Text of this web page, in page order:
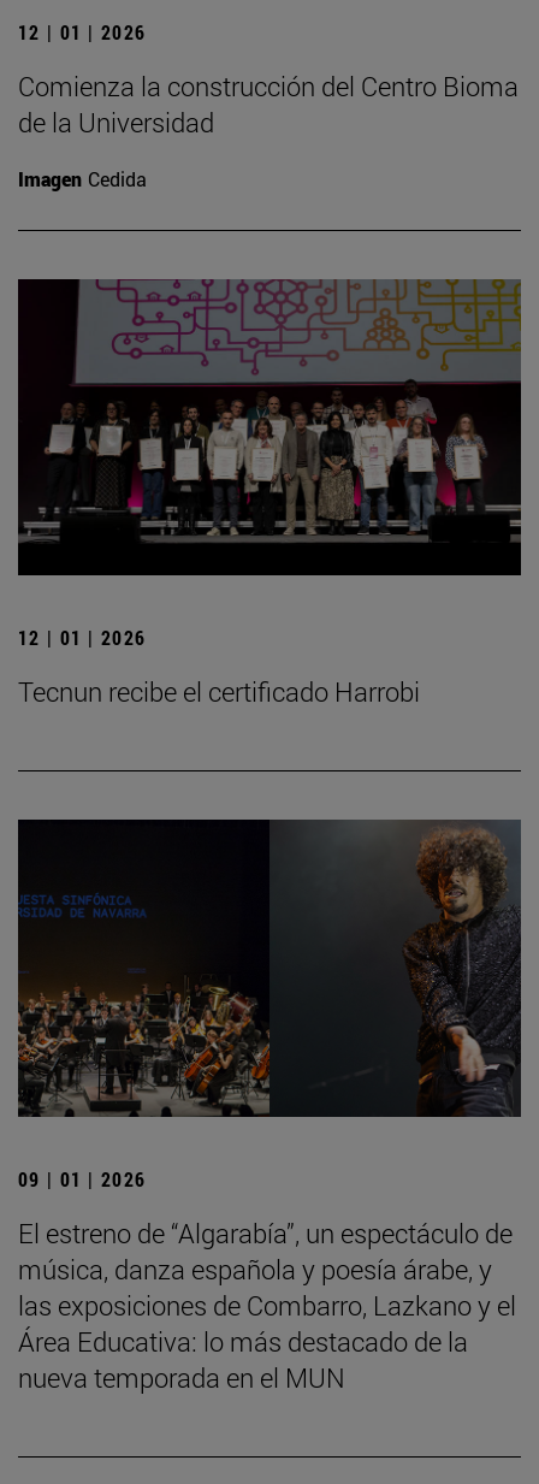
12 | 01 | 2026
Comienza la construcción del Centro Bioma
de la Universidad
Imagen Cedida
12 | 01 | 2026
Tecnun recibe el certificado Harrobi
09 | 01 | 2026
El estreno de “Algarabía”, un espectáculo de
música, danza española y poesía árabe, y
las exposiciones de Combarro, Lazkano y el
Área Educativa: lo más destacado de la
nueva temporada en el MUN